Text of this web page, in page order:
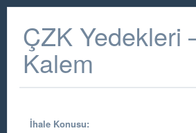
ÇZK Yedekleri
Kalem
İhale Konusu: